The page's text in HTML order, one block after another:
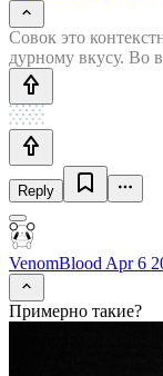
Совок это
дурному вкусу. Во
Reply
VenomBlood Apr 6
Примерно такие?